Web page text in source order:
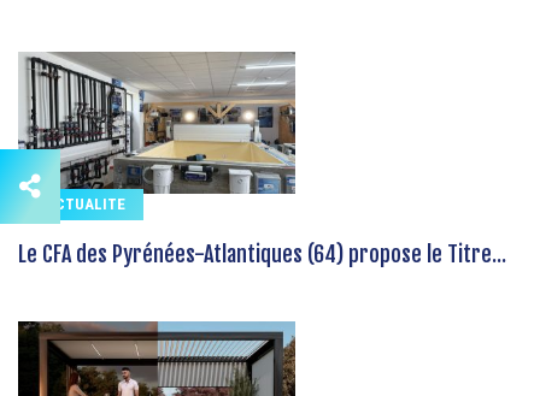
ACTUALITE
Le CFA des Pyrénées-Atlantiques (64) propose le Titre...